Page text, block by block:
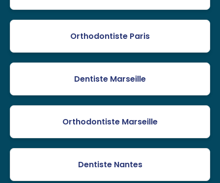
Orthodontiste Paris
Dentiste Marseille
Orthodontiste Marseille
Dentiste Nantes